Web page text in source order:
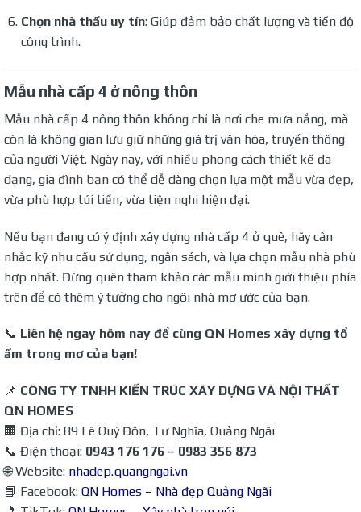
Chọn nhà thầu uy tín: Giúp đảm bảo chất lượng và tiến độ
công trình.
Mẫu nhà cấp 4 ở nông thôn
Mẫu nhà cấp 4 nông thôn không chỉ là nơi che mưa nắng, mà
còn là không gian lưu giữ những giá trị văn hóa, truyền thống
của người Việt. Ngày nay, với nhiều phong cách thiết kế đa
dạng, gia đình bạn có thể dễ dàng chọn lựa một mẫu vừa đẹp,
vừa phù hợp túi tiền, vừa tiện nghi hiện đại.
Nếu bạn đang có ý định xây dựng nhà cấp 4 ở quê, hãy cân
nhắc kỹ nhu cầu sử dụng, ngân sách, và lựa chọn mẫu nhà phù
hợp nhất. Đừng quên tham khảo các mẫu mình giới thiệu phía
trên để có thêm ý tưởng cho ngôi nhà mơ ước của bạn.
📞 Liên hệ ngay hôm nay để cùng QN Homes xây dựng tổ
ấm trong mơ của bạn!
📌 CÔNG TY TNHH KIẾN TRÚC XÂY DỰNG VÀ NỘI THẤT
QN HOMES
🏢 Địa chỉ: 89 Lê Quý Đôn, Tư Nghĩa, Quảng Ngãi
📞 Điện thoại: 0943 176 176 – 0983 356 873
🌐 Website: nhadep.quangngai.vn
📘 Facebook: QN Homes – Nhà đẹp Quảng Ngãi